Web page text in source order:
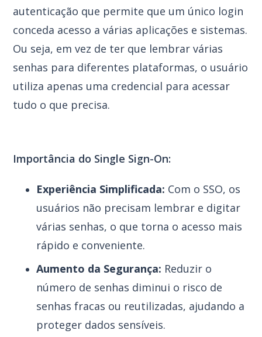
autenticação que permite que um único login
conceda acesso a várias aplicações e sistemas.
Ou seja, em vez de ter que lembrar várias
senhas para diferentes plataformas, o usuário
utiliza apenas uma credencial para acessar
tudo o que precisa.
Importância do Single Sign-On:
Experiência Simplificada: Com o SSO, os
usuários não precisam lembrar e digitar
várias senhas, o que torna o acesso mais
rápido e conveniente.
Aumento da Segurança: Reduzir o
número de senhas diminui o risco de
senhas fracas ou reutilizadas, ajudando a
proteger dados sensíveis.